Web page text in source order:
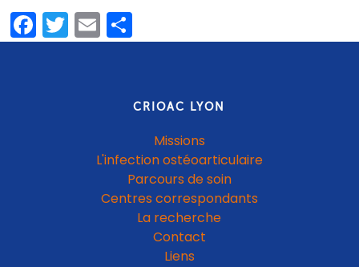
Facebook
Twitter
EmailShare
CRIOAC LYON
Missions
L'infection ostéoarticulaire
Parcours de soin
Centres correspondants
La recherche
Contact
Liens